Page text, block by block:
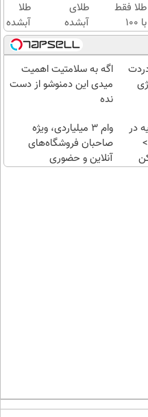
خرید
طلا
بگیر!
طلا فقط
با ۱۰۰
هزارتومان
(امن و
راحت)
طلای
آبشده
حتی با
۱۰۰هزارتومان
طلا
آبشده
با 100
هزار
تومن
اگه به سلامتیت اهمیت
میدی این دمنوشو از دست
نده
در
وام ۳ میلیاردی، ویژه
صاحبان فروشگاه‌های
آنلاین و حضوری